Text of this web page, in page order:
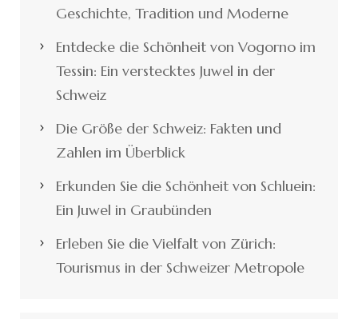
Geschichte, Tradition und Moderne
Entdecke die Schönheit von Vogorno im
Tessin: Ein verstecktes Juwel in der
Schweiz
Die Größe der Schweiz: Fakten und
Zahlen im Überblick
Erkunden Sie die Schönheit von Schluein:
Ein Juwel in Graubünden
Erleben Sie die Vielfalt von Zürich:
Tourismus in der Schweizer Metropole